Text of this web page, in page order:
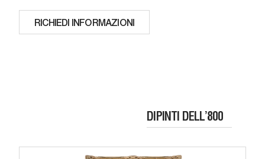
RICHIEDI INFORMAZIONI
DIPINTI DELL’800